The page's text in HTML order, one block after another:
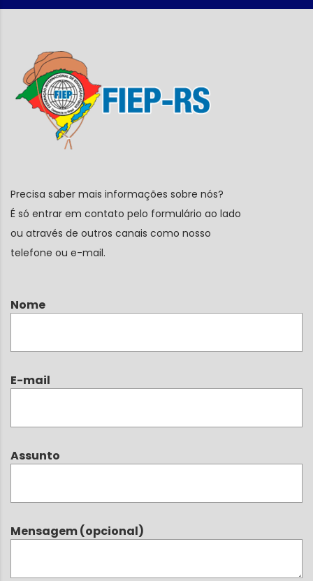
Precisa saber mais informações sobre nós?
É só entrar em contato pelo formulário ao lado
ou através de outros canais como nosso
telefone ou e-mail.
Nome
E-mail
Assunto
Mensagem (opcional)